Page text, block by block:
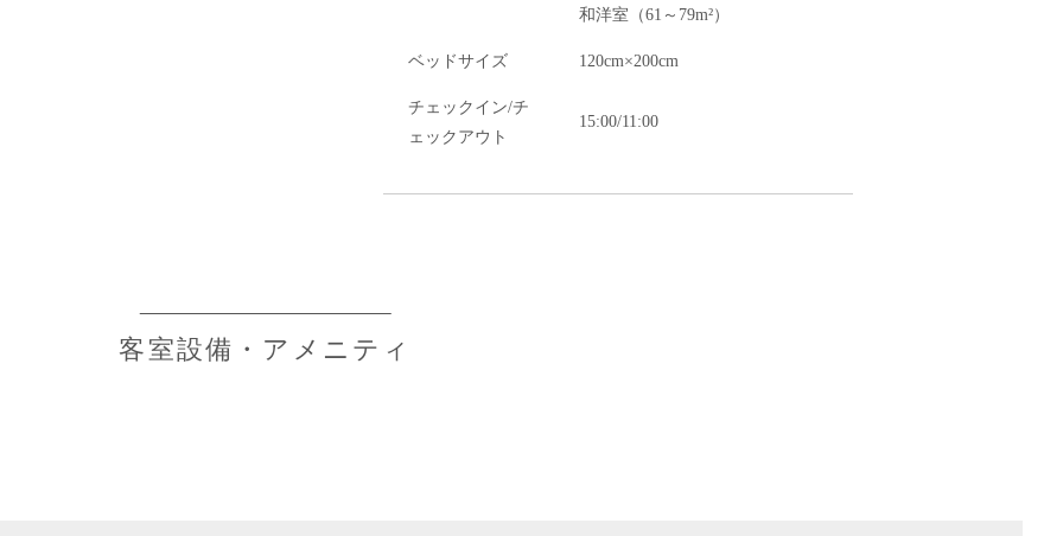
和洋室（61～79m²）
ベッドサイズ 120cm×200cm
チェックイン/チ
ェックアウト
15:00/11:00
客室設備・アメニティ